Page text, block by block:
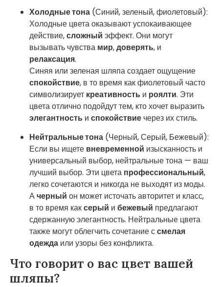
Холодные тона (Синий, зеленый, фиолетовый):
Холодные цвета оказывают успокаивающее
действие,сложный эффект. Они могут
вызывать чувства мир,доверять, и
релаксация.
Синяя или зеленая шляпа создает ощущение
спокойствие, в то время как фиолетовый часто
символизирует креативность и роялти. Эти
цвета отлично подойдут тем, кто хочет выразить
элегантность и спокойствие через их стиль.
Нейтральные тона (Черный, Серый, Бежевый):
Если вы ищете вневременной изысканность и
универсальный выбор, нейтральные тона — ваш
лучший выбор. Эти цвета профессиональный,
легко сочетаются и никогда не выходят из моды.
Ачерный он может источать авторитет и класс,
в то время каксерый и бежевый предлагают
сдержанную элегантность. Нейтральные цвета
также могут облегчить сочетание ссмелая
одежда или узоры без конфликта.
Что говорит о вас цвет вашей
шляпы?